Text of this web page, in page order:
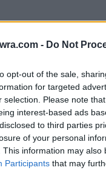
- Do Not
opt-out of the sale,
for targeted
selection. Please note
interest-based ads
to third parties
of your personal
This information may
Participants that may
κορωνοϊού